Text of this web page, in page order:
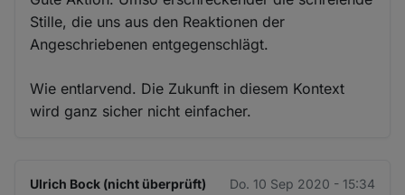
Stille, die uns aus den Reaktionen der
Angeschriebenen entgegenschlägt.
Wie entlarvend. Die Zukunft in diesem Kontext
wird ganz sicher nicht einfacher.
Ulrich Bock (nicht überprüft) Do. 10 Sep 2020 - 15:34